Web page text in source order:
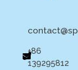
+86
139295812